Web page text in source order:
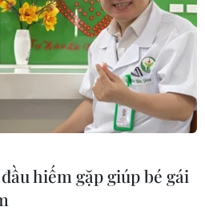
hiếm gặp giúp bé gái